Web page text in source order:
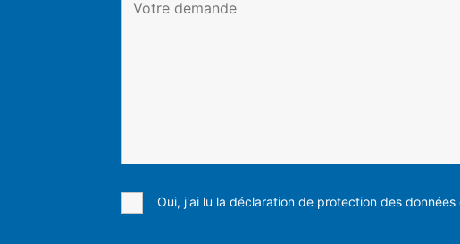
Oui, j'ai lu la déclaration de protection des